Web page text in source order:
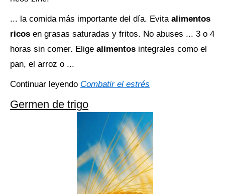
... la comida más importante del día. Evita alimentos
ricos en grasas saturadas y fritos. No abuses ... 3 o 4
horas sin comer. Elige alimentos integrales como el
pan, el arroz o ...
Continuar leyendo Combatir el estrés
Germen de trigo